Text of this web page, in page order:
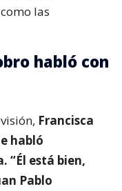
las
habló con
Francisca
habló
“Él está bien,
Pablo